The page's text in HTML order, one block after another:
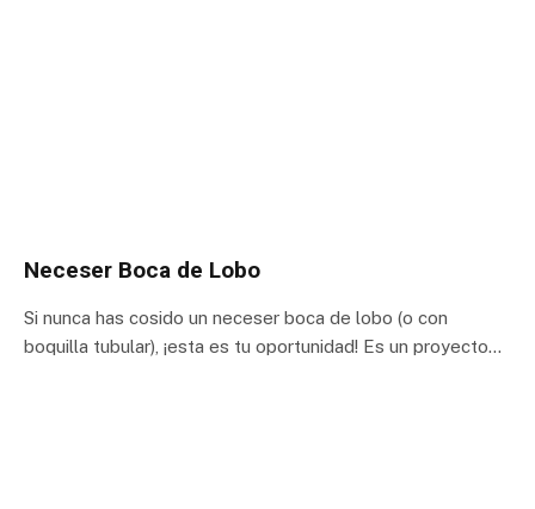
Neceser Boca de Lobo
Si nunca has cosido un neceser boca de lobo (o con
boquilla tubular), ¡esta es tu oportunidad! Es un proyecto…